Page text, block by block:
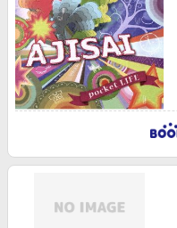
ビジネス・その他サービス